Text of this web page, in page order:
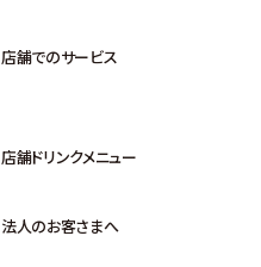
店舗でのサービス
店舗ドリンクメニュー
法人のお客さまへ